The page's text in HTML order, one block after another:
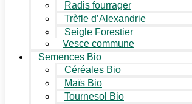
Radis fourrager
Trèfle d’Alexandrie
Seigle Forestier
Vesce commune
Semences Bio
Céréales Bio
Maïs Bio
Tournesol Bio